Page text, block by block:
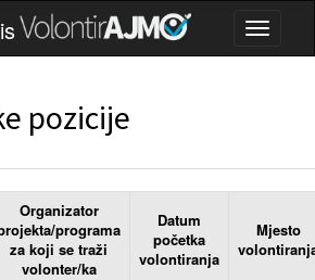
pozicije
Organizator
programa
za koji se traži
volonter/ka
Datum
početka
volontiranja
Mjesto